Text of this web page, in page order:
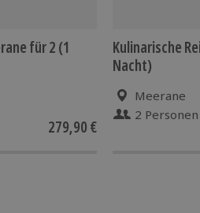
für 2 (1
279,90 €
Kulinarische
Nacht)
Meerane
2 Personen